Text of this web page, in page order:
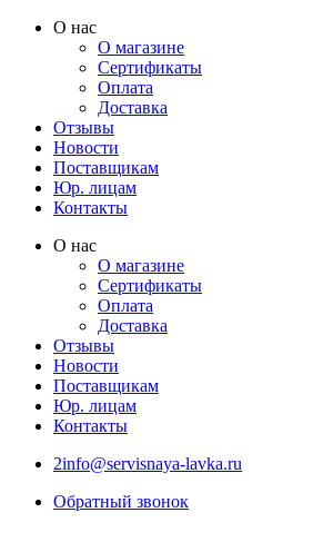
Перейти
содержимому
О нас
О магазине
Сертификаты
Оплата
Доставка
Отзывы
Новости
Поставщикам
Юр. лицам
Контакты
О нас
О магазине
Сертификаты
Оплата
Доставка
Отзывы
Новости
Поставщикам
Юр. лицам
Контакты
2info@servisnaya-lavka.ru
Обратный звонок